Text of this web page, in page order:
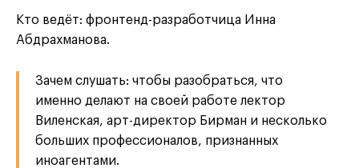
Кто ведёт: фронтенд-разработчица Инна
Абдрахманова.
Зачем слушать: чтобы разобраться, что
именно делают на своей работе лектор
Виленская, арт-директор Бирман и несколько
больших профессионалов, признанных
иноагентами.